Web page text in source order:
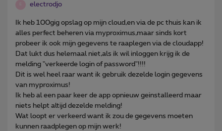
electrodjo
Ik heb 100gig opslag op mijn cloud,en via de pc thuis kan ik
alles perfect beheren via myproximus,maar sinds kort
probeer ik ook mijn gegevens te raaplegen via de cloudapp!
Dat lukt dus helemaal niet,als ik wil inloggen krijg ik de
melding "verkeerde login of password"!!!!
Dit is wel heel raar want ik gebruik dezelde login gegevens
van myproximus!
Ik heb al een paar keer de app opnieuw geinstalleerd maar
niets helpt altijd dezelde melding!
Wat loopt er verkeerd want ik zou de gegevens moeten
kunnen raadplegen op mijn werk!